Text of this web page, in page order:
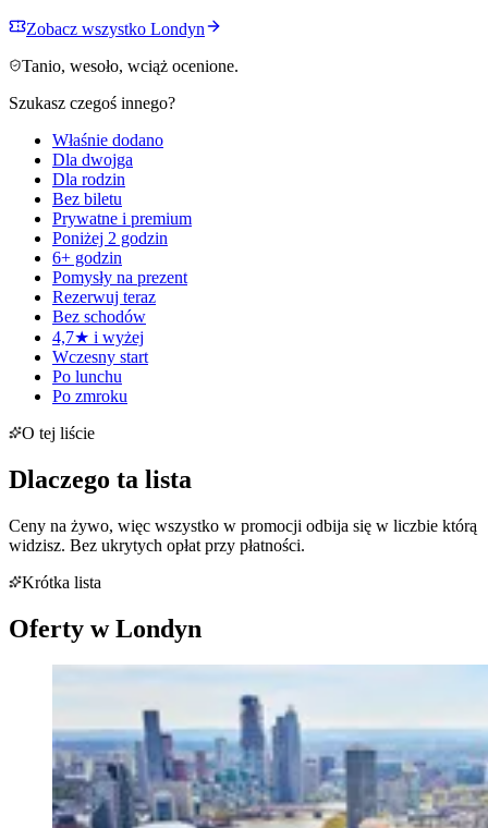
Zobacz wszystko Londyn
Tanio, wesoło, wciąż ocenione.
Szukasz czegoś innego?
Właśnie dodano
Dla dwojga
Dla rodzin
Bez biletu
Prywatne i premium
Poniżej 2 godzin
6+ godzin
Pomysły na prezent
Rezerwuj teraz
Bez schodów
4,7★ i wyżej
Wczesny start
Po lunchu
Po zmroku
O tej liście
Dlaczego ta lista
Ceny na żywo, więc wszystko w promocji odbija się w liczbie którą
widzisz. Bez ukrytych opłat przy płatności.
Krótka lista
Oferty w Londyn